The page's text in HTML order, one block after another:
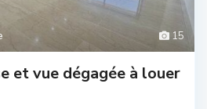
15
et vue dégagée à louer